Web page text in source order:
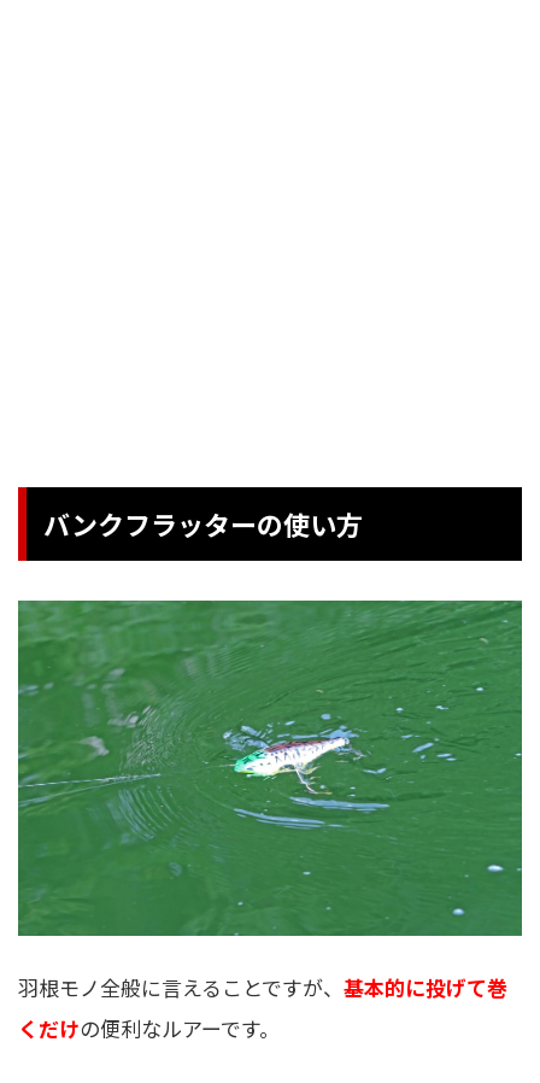
バンクフラッターの使い方
羽根モノ全般に言えることですが、 基本的に投げて巻
くだけの便利なルアーです。